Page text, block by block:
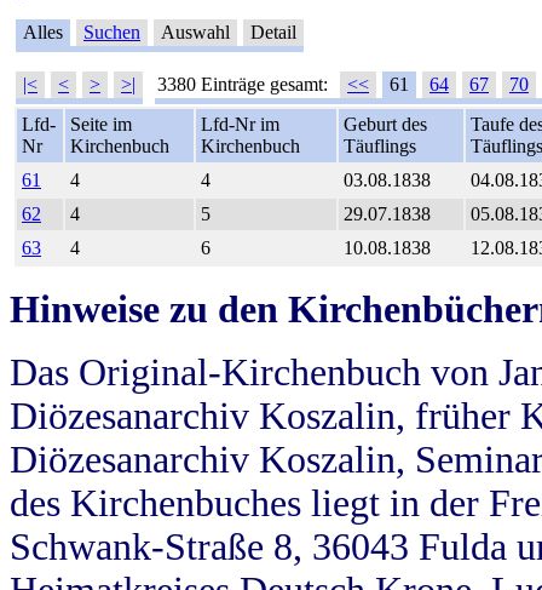
Alles Suchen Auswahl Detail
|< < > >| 3380 Einträge gesamt: << 61 64 67
70
Lfd-
Nr
Seite im
Kirchenbuch
Lfd-Nr im
Kirchenbuch
Geburt des
Täuflings
Taufe
Täuflings
61
4 4 03.08.1838
62
4 5 29.07.1838
63
4 6 10.08.1838
Hinweise zu den
Das Original-Kirchenbuch von
Diözesanarchiv Koszalin, früher
Diözesanarchiv Koszalin,
des Kirchenbuches liegt in der
Schwank-Straße 8, 36043 Fulda